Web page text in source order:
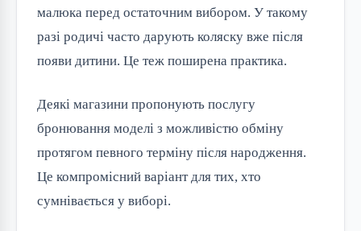
малюка перед остаточним вибором. У такому
разі родичі часто дарують коляску вже після
появи дитини. Це теж поширена практика.
Деякі магазини пропонують послугу
бронювання моделі з можливістю обміну
протягом певного терміну після народження.
Це компромісний варіант для тих, хто
сумнівається у виборі.